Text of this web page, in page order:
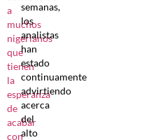
semanas,
los
analistas
han
estado
continuamente
advirtiendo
acerca
del
alto